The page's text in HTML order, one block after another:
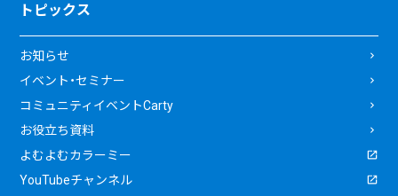
トピックス
お知らせ
イベント・セミナー
コミュニティイベントCarty
お役立ち資料
よむよむカラーミー
YouTubeチャンネル